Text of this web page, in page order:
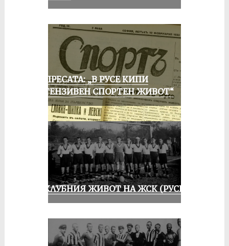
ОТ ПРЕСАТА: „В РУСЕ КИПИ
ИНТЕНЗИВЕН СПОРТЕН ЖИВОТ“
ИЗ КЛУБНИЯ ЖИВОТ НА ЖСК (РУСЕ)